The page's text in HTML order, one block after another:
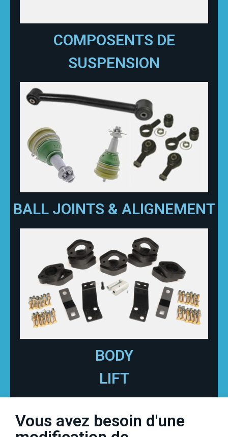
COMPOSENTS DE
SUSPENSION
BALL JOINTS & ALIGNEMENT
BODY
LIFT
Vous avez besoin d'une